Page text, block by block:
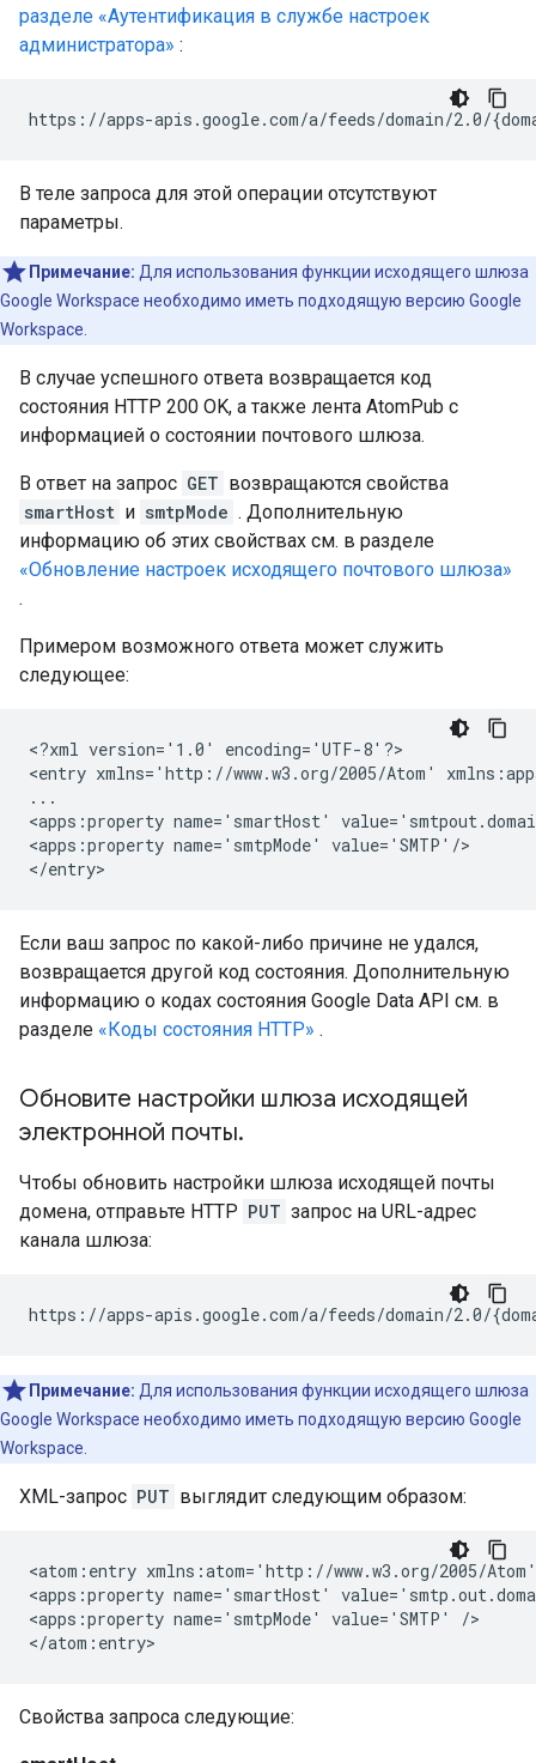
разделе «Аутентификация в службе настроек
администратора» :
В теле запроса для этой операции отсутствуют
параметры.
Примечание: Для использования функции исходящего шлюза
Google Workspace необходимо иметь подходящую версию Google
Workspace.
В случае успешного ответа возвращается код
состояния HTTP 200 OK, а также лента AtomPub с
информацией о состоянии почтового шлюза.
В ответ на запрос GET возвращаются свойства
smartHost и smtpMode . Дополнительную
информацию об этих свойствах см. в разделе
«Обновление настроек исходящего почтового шлюза»
.
Примером возможного ответа может служить
следующее:
<?xml version='1.0' encoding='UTF-8'?>
<entry xmlns='http://www.w3.org/2005/Atom'
...
<apps:property name='smartHost'
<apps:property name='smtpMode' value='SMTP'/>
Если ваш запрос по какой-либо причине не удался,
возвращается другой код состояния. Дополнительную
информацию о кодах состояния Google Data API см. в
разделе «Коды состояния HTTP» .
Обновите настройки шлюза исходящей
электронной почты.
Чтобы обновить настройки шлюза исходящей почты
домена, отправьте HTTP PUT запрос на URL-адрес
канала шлюза:
Примечание: Для использования функции исходящего шлюза
Google Workspace необходимо иметь подходящую версию Google
Workspace.
XML-запрос PUT выглядит следующим образом:
<atom:entry xmlns:atom='http://www.w3.org/2005/
<apps:property name='smartHost'
<apps:property name='smtpMode' value='SMTP' />
Свойства запроса следующие: